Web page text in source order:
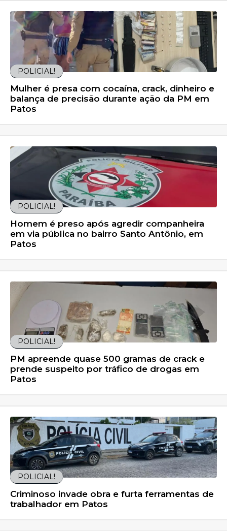
POLICIAL!
Mulher é presa com cocaína, crack, dinheiro e
balança de precisão durante ação da PM em
Patos
POLICIAL!
Homem é preso após agredir companheira
em via pública no bairro Santo Antônio, em
Patos
POLICIAL!
PM apreende quase 500 gramas de crack e
prende suspeito por tráfico de drogas em
Patos
POLICIAL!
Criminoso invade obra e furta ferramentas de
trabalhador em Patos